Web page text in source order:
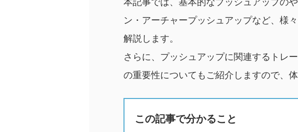
ン・アーチャープッシュアップなど、様
解説します。
さらに、プッシュアップに関連するトレ
の重要性についてもご紹介しますので、
この記事で分かること